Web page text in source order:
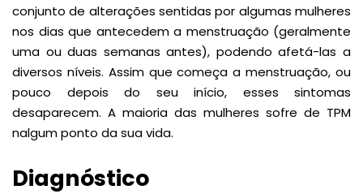
conjunto de alterações sentidas por algumas mulheres
nos dias que antecedem a menstruação (geralmente
uma ou duas semanas antes), podendo afetá-las a
diversos níveis. Assim que começa a menstruação, ou
pouco depois do seu início, esses sintomas
desaparecem. A maioria das mulheres sofre de TPM
nalgum ponto da sua vida.
Diagnóstico